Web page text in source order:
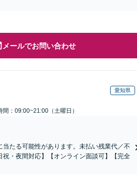
メールでお問い合わせ
愛知県
間：09:00~21:00（土曜日）
たる可能性があります。未払い残業代／不
・夜間対応】【オンライン面談可】【完全